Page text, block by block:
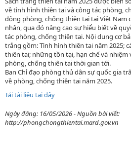
về tình hình thiên tai và công tác phòng,
động phòng, chống thiên tai tại Việt Nam
nhân, qua đó nâng cao sự hiểu biết về
tác phòng, chống thiên tai. Nội dung cơ
trắng gồm: Tình hình thiên tai năm 2025;
thiên tai; những tồn tại, hạn chế và
phòng, chống thiên tai thời gian tới.
Ban Chỉ đạo phòng thủ dân sự quốc gia
về phòng, chống thiên tai năm 2025.
Tải tài liệu tại đây
Ngày đăng: 16/05/2026 - Nguồn bài viết:
http://phongchongthientai.mard.gov.vn